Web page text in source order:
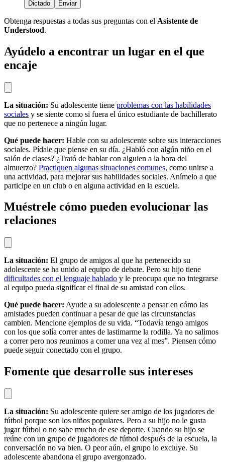
Dictado Enviar
Obtenga respuestas a todas sus preguntas con el Asistente de
Understood.
Ayúdelo a encontrar un lugar en el que
encaje
La situación: Su adolescente tiene problemas con las habilidades
sociales y se siente como si fuera el único estudiante de bachillerato
que no pertenece a ningún lugar.
Qué puede hacer: Hable con su adolescente sobre sus interacciones
sociales. Pídale que piense en su día. ¿Habló con algún niño en el
salón de clases? ¿Trató de hablar con alguien a la hora del
almuerzo? Practiquen algunas situaciones comunes, como unirse a
una actividad, para mejorar sus habilidades sociales. Anímelo a que
participe en un club o en alguna actividad en la escuela.
Muéstrele cómo pueden evolucionar las
relaciones
La situación: El grupo de amigos al que ha pertenecido su
adolescente se ha unido al equipo de debate. Pero su hijo tiene
dificultades con el lenguaje hablado y le preocupa que no integrarse
al equipo pueda significar el final de su amistad con ellos.
Qué puede hacer: Ayude a su adolescente a pensar en cómo las
amistades pueden continuar a pesar de que las circunstancias
cambien. Mencione ejemplos de su vida. “Todavía tengo amigos
con los que solía correr antes de lastimarme la rodilla. Ya no salimos
a correr pero nos reunimos a comer una vez al mes”. Piensen cómo
puede seguir conectado con el grupo.
Fomente que desarrolle sus intereses
La situación: Su adolescente quiere ser amigo de los jugadores de
fútbol porque son los niños populares. Pero a su hijo no le gusta
jugar fútbol o no sabe mucho de ese deporte. Cuando su hijo se
reúne con un grupo de jugadores de fútbol después de la escuela, la
conversación no va bien. O peor aún, el grupo lo excluye. Su
adolescente abandona el grupo avergonzado.